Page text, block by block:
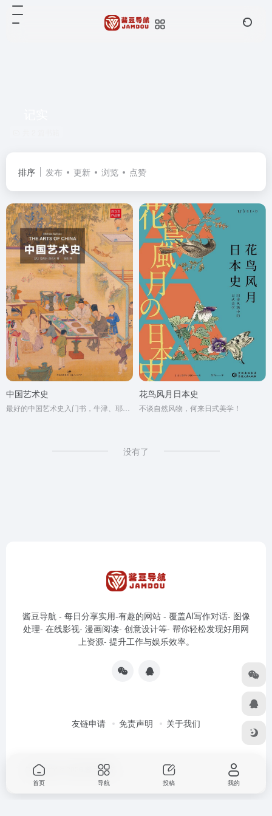
排序 发布 更新 浏览 点赞
中国艺术史 花鸟风月日本史
不谈自然风物，何来日式美学！
没有了
酱豆导航 - 每日分享实用-有趣的网站 - 覆盖AI写作对话- 图像
处理- 在线影视- 漫画阅读- 创意设计等- 帮你轻松发现好用网
上资源- 提升工作与娱乐效率。
友链申请 免责声明 关于我们
Copyright © 2026 酱豆导航
首页 导航 投稿 我的